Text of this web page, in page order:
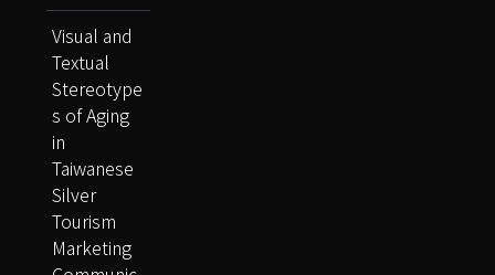
Visual and
Textual
Stereotype
s of Aging
in
Taiwanese
Silver
Tourism
Marketing